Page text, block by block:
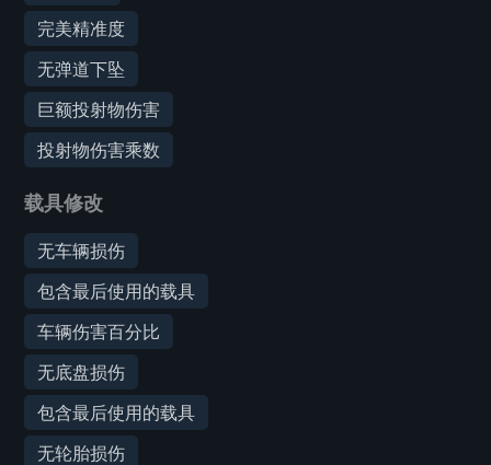
完美精准度
无弹道下坠
巨额投射物伤害
投射物伤害乘数
载具修改
无车辆损伤
包含最后使用的载具
车辆伤害百分比
无底盘损伤
包含最后使用的载具
无轮胎损伤